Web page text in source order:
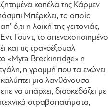
καπέλα της Κάρμεν
Μπέρκλεϊ, τα οποία
ό,τι η λαϊκή της γειτονιάς,
Γουντ, το απενοχοποιημένο
και τις τρανσέξουαλ
«Myra Breckinridge» η
η γραμμή που τα ενώνει
μια λανθάνουσα
να υπάρχει, διασκεδάζει με
στραβοπατήματα,